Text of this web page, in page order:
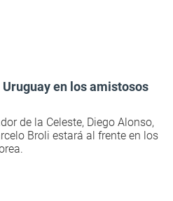
en los amistosos
de la Celeste, Diego Alonso,
Broli estará al frente en los